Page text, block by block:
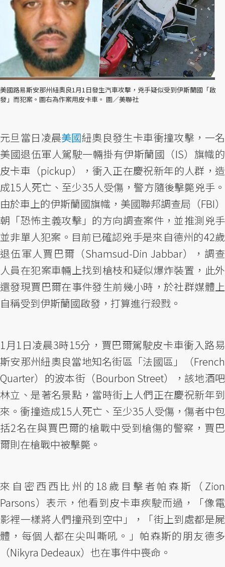
美國路易斯安那州紐奧良1月1日發生汽車攻擊，兇手疑似受到伊斯蘭國「啟
發」而犯案。圖右為作案用皮卡車。 圖／美聯社
元旦當日凌晨美國紐奧良發生卡車衝撞攻擊，一名
美國退伍軍人駕駛一輛掛有伊斯蘭國（IS）旗幟的
皮卡車（pickup），衝入正在慶祝新年的人群，造
成15人死亡、至少35人受傷，警方隨後擊斃兇手。
由於車上的伊斯蘭國旗幟，美國聯邦調查局（FBI）
朝「恐怖主義攻擊」的方向調查案件，並推測兇手
並非單人犯案。目前已確認兇手是來自德州的42歲
退伍軍人賈巴爾（Shamsud-Din Jabbar），調查
人員在犯案車輛上找到槍枝和疑似爆炸裝置，此外
還發現賈巴爾在事件發生前幾小時，於社群媒體上
自稱受到伊斯蘭國啟發，打算進行殺戮。
1月1日凌晨3時15分，賈巴爾駕駛皮卡車衝入路易
斯安那州紐奧良當地知名街區「法國區」（French
Quarter）的波本街（Bourbon Street），該地酒吧
林立、是著名景點，當時街上人們正在慶祝新年到
來。衝撞造成15人死亡、至少35人受傷，傷者中包
括2名在與賈巴爾的槍戰中受到槍傷的警察，賈巴
爾則在槍戰中被擊斃。
來自密西西比州的18歲目擊者帕森斯（Zion
Parsons）表示，他看到皮卡車疾駛而過，「像電
影裡一樣將人們撞飛到空中」，「街上到處都是屍
體，每個人都在尖叫嘶吼。」帕森斯的朋友德多
（Nikyra Dedeaux）也在事件中喪命。